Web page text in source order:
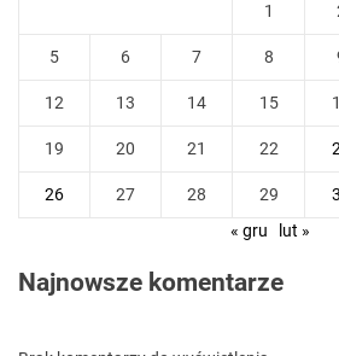
1
5 6 7 8
12 13 14 15
19 20 21 22
26 27 28 29
« gru
lut »
Najnowsze komentarze